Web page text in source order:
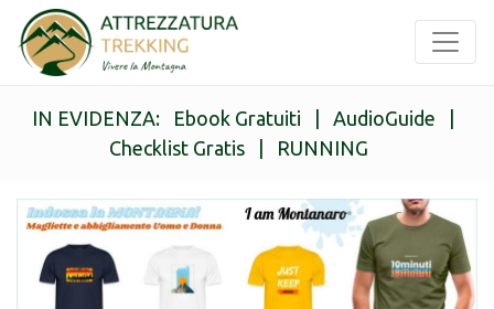
IN EVIDENZA: Ebook Gratuiti AudioGuide
Checklist Gratis| RUNNING